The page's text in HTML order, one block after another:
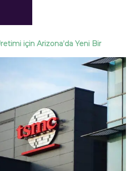
için Arizona’da Yeni Bir